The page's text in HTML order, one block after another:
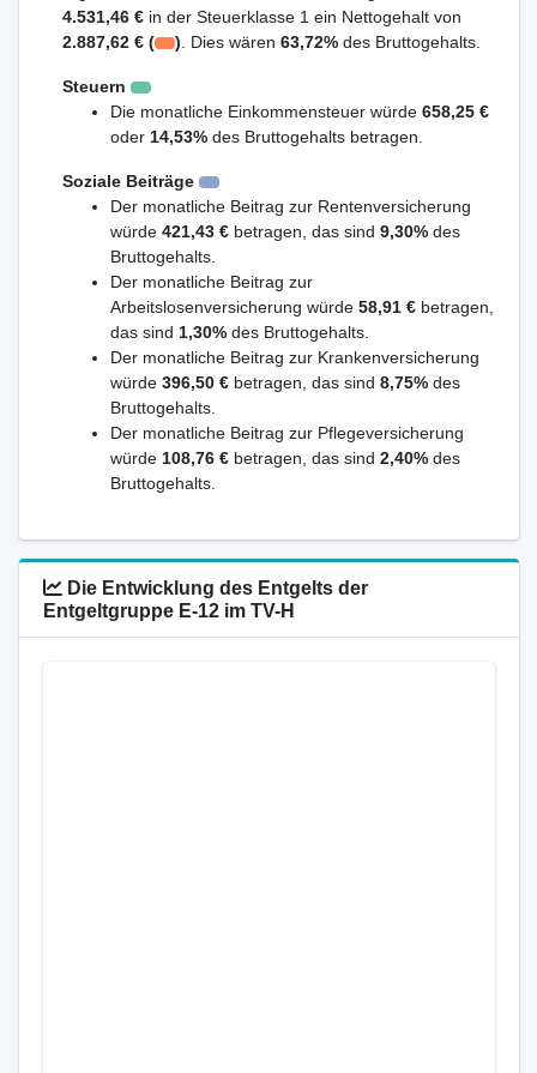
4.531,46 € in der Steuerklasse 1 ein Nettogehalt von
2.887,62 € (
) . Dies wären63,72% des Bruttogehalts.
Steuern
Die monatliche Einkommensteuer würde 658,25 €
oder 14,53% des Bruttogehalts betragen.
Soziale Beiträge
Der monatliche Beitrag zur Rentenversicherung
würde 421,43 € betragen, das sind 9,30% des
Bruttogehalts.
Der monatliche Beitrag zur
Arbeitslosenversicherung würde 58,91 € betragen,
das sind 1,30% des Bruttogehalts.
Der monatliche Beitrag zur Krankenversicherung
würde 396,50 € betragen, das sind 8,75% des
Bruttogehalts.
Der monatliche Beitrag zur Pflegeversicherung
würde 108,76 € betragen, das sind 2,40% des
Bruttogehalts.
Die Entwicklung des Entgelts der
Entgeltgruppe E-12 im TV-H